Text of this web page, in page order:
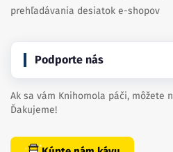
prehľadávania desiatok e-shopov
Podporte nás
Ak sa vám Knihomola páči, môžete
Ďakujeme!